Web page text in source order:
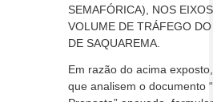
SEMAFÓRICA), NOS
VOLUME DE TRÁFEGO
DE SAQUAREMA.
Em razão do acima
que analisem o documento